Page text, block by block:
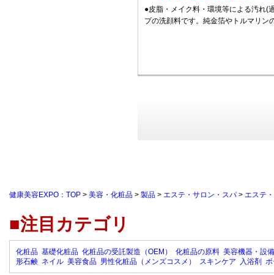
●皮脂・メイク料・環境等による汚れ(
プの洗顔料です。純金箔やトルマリン
健康美容EXPO：TOP > 美容・化粧品 > 製品 > エステ・サロン・スパ> エステ
■注目カテゴリ
化粧品 基礎化粧品 化粧品の受託製造（OEM） 化粧品の原料 美容機器・設備
形石鹸 ネイル 美容食品 男性化粧品（メンズコスメ） スキンケア 入浴剤